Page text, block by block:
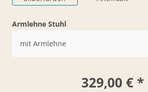
Armlehne Stuhl
mit Armlehne
329,00 € *